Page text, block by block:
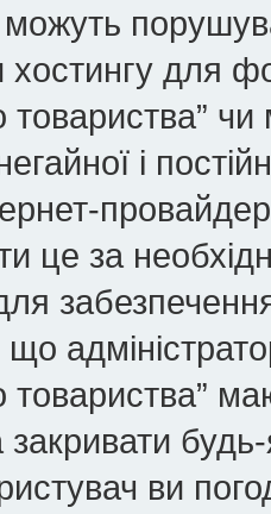
можуть
хостингу для
товариства”
і
це за
товариства”
ви